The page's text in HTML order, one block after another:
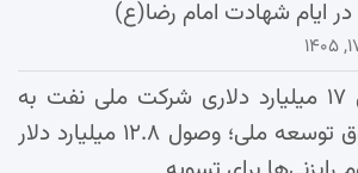
در ایام شهادت امام رضا(ع)
بدهی ۱۷ میلیارد دلاری شرکت ملی نفت به
صندوق توسعه ملی؛ وصول ۱۲.۸ میلیارد دلار